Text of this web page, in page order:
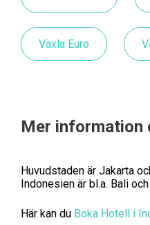
Växla Euro
Mer information
Huvudstaden är Jakarta
Indonesien är bl.a. Bali
Här kan du Boka Hotell i